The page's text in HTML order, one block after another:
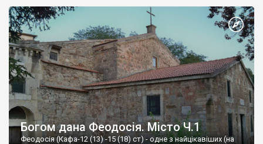
Богом дана Феодосія. Місто Ч.1
Феодосія (Кафа-12 (13) -15 (18) ст) - одне з найцікавіших (на